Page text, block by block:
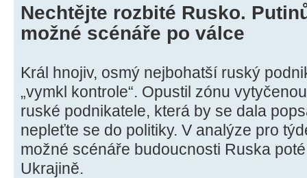
Nechtějte rozbité Rusko.
možné scénáře po válce
Král hnojiv, osmý nejbohatší ruský
„vymkl kontrole“. Opustil zónu
ruské podnikatele, která by se dala
nepleťte se do politiky. V analýze pro
možné scénáře budoucnosti Ruska
Ukrajině.